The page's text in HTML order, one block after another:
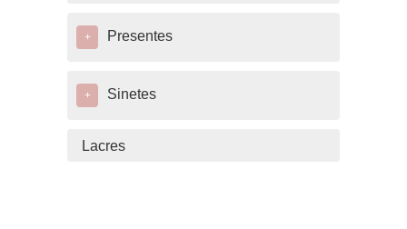
+ Presentes
+ Sinetes
Lacres